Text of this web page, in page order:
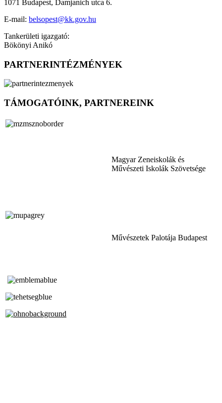
1071 Budapest, Damjanich utca 6.
E-mail: belsopest@kk.gov.hu
Tankerületi igazgató:
Bökönyi Anikó
PARTNERINTÉZMÉNYEK
TÁMOGATÓINK, PARTNEREINK
Magyar Zeneiskolák és
Művészeti Iskolák Szövetsége
Művészetek Palotája Budapest